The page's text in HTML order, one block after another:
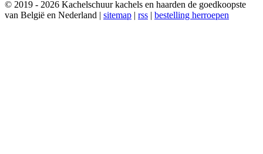
© 2019 - 2026 Kachelschuur kachels en haarden de goedkoopste
van België en Nederland | sitemap | rss | bestelling herroepen